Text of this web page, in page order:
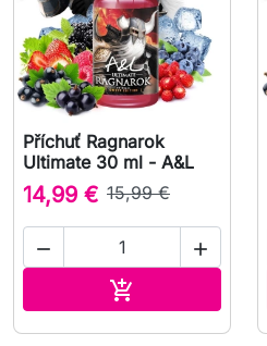
Příchuť Ragnarok
Ultimate 30 ml - A&L
14,99 € 15,99 €
 
